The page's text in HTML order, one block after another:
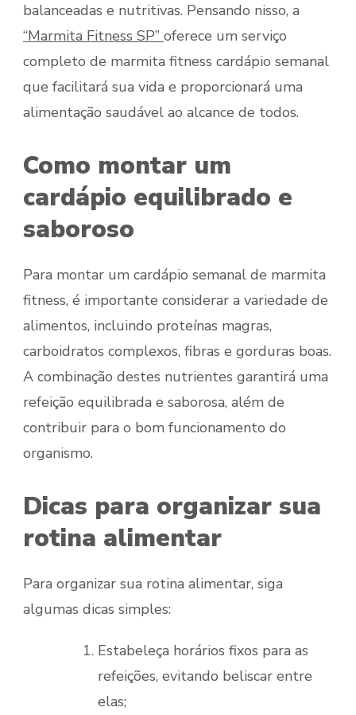
balanceadas e nutritivas. Pensando nisso, a
“Marmita Fitness SP” oferece um serviço
completo de marmita fitness cardápio semanal
que facilitará sua vida e proporcionará uma
alimentação saudável ao alcance de todos.
Como montar um
cardápio equilibrado e
saboroso
Para montar um cardápio semanal de marmita
fitness, é importante considerar a variedade de
alimentos, incluindo proteínas magras,
carboidratos complexos, fibras e gorduras boas.
A combinação destes nutrientes garantirá uma
refeição equilibrada e saborosa, além de
contribuir para o bom funcionamento do
organismo.
Dicas para organizar sua
rotina alimentar
Para organizar sua rotina alimentar, siga
algumas dicas simples:
Estabeleça horários fixos para as
refeições, evitando beliscar entre
elas;